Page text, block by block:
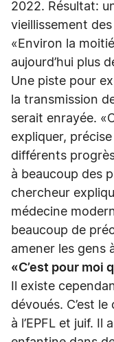
2022. Résultat:
vieillissement
«Environ la
aujourd’hui plus
Une piste pour
la transmission
serait enrayée.
expliquer,
différents
à beaucoup des
chercheur
médecine
beaucoup de
amener les gens
«C’est pour moi
Il existe
dévoués. C’est
à l’EPFL et juif.